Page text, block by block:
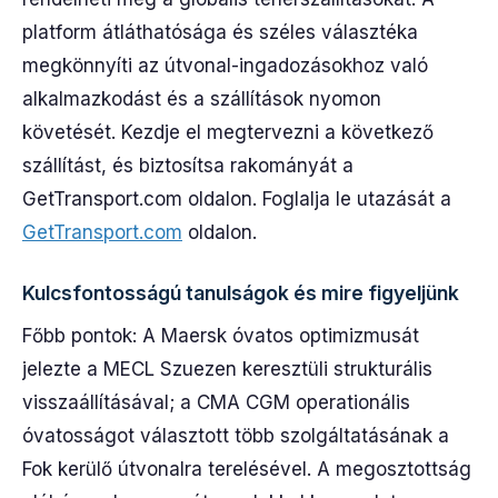
platform átláthatósága és széles választéka
megkönnyíti az útvonal-ingadozásokhoz való
alkalmazkodást és a szállítások nyomon
követését. Kezdje el megtervezni a következő
szállítást, és biztosítsa rakományát a
GetTransport.com oldalon. Foglalja le utazását a
GetTransport.com oldalon.
Kulcsfontosságú tanulságok és mire figyeljünk
Főbb pontok: A Maersk óvatos optimizmusát
jelezte a MECL Szuezen keresztüli strukturális
visszaállításával; a CMA CGM operationális
óvatosságot választott több szolgáltatásának a
Fok kerülő útvonalra terelésével. A megosztottság